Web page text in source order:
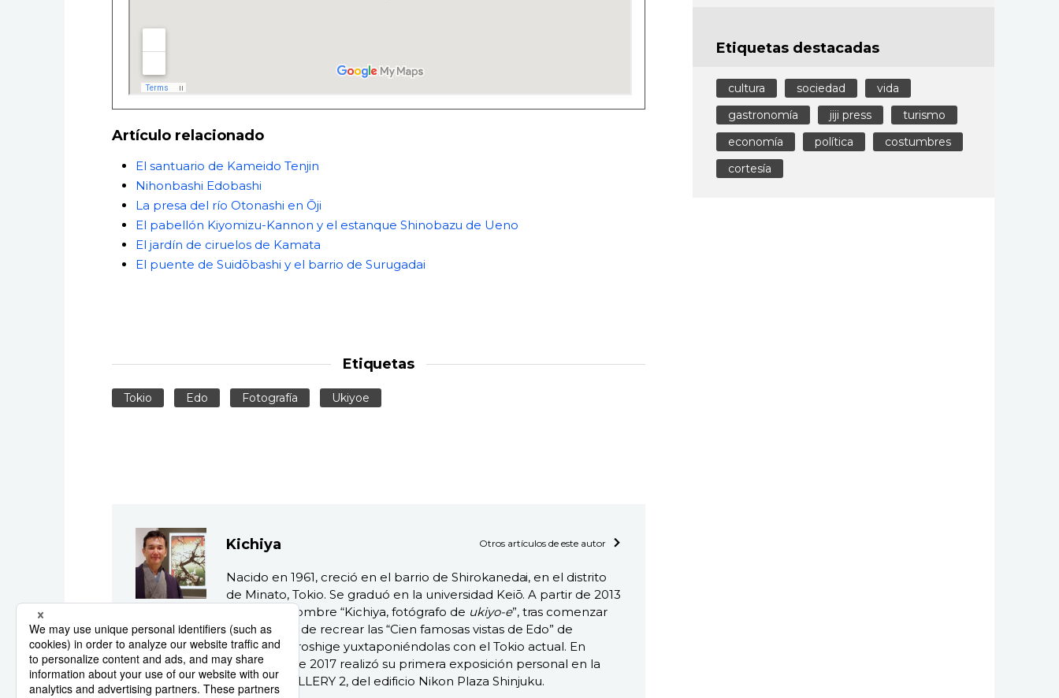
Artículo relacionado
El santuario de Kameido Tenjin
Nihonbashi Edobashi
La presa del río Otonashi en Ōji
El pabellón Kiyomizu-Kannon y el estanque Shinobazu de Ueno
El jardín de ciruelos de Kamata
El puente de Suidōbashi y el barrio de Surugadai
Etiquetas
Tokio Edo Fotografía Ukiyoe
Kichiya Otros artículos de este autor
Nacido en 1961, creció en el barrio de Shirokanedai, en el distrito
de Minato, Tokio. Se graduó en la universidad Keiō. A partir de 2013
adoptó el nombre “Kichiya, fotógrafo de ukiyo-e”, tras comenzar
su proyecto de recrear las “Cien famosas vistas de Edo” de
Utagawa Hiroshige yuxtaponiéndolas con el Tokio actual. En
diciembre de 2017 realizó su primera exposición personal en la
sala THE GALLERY 2, del edificio Nikon Plaza Shinjuku.
Etiquetas destacadas
cultura sociedad
vida
gastronomía
jiji press
turismo
economía
política
costumbres
cortesía